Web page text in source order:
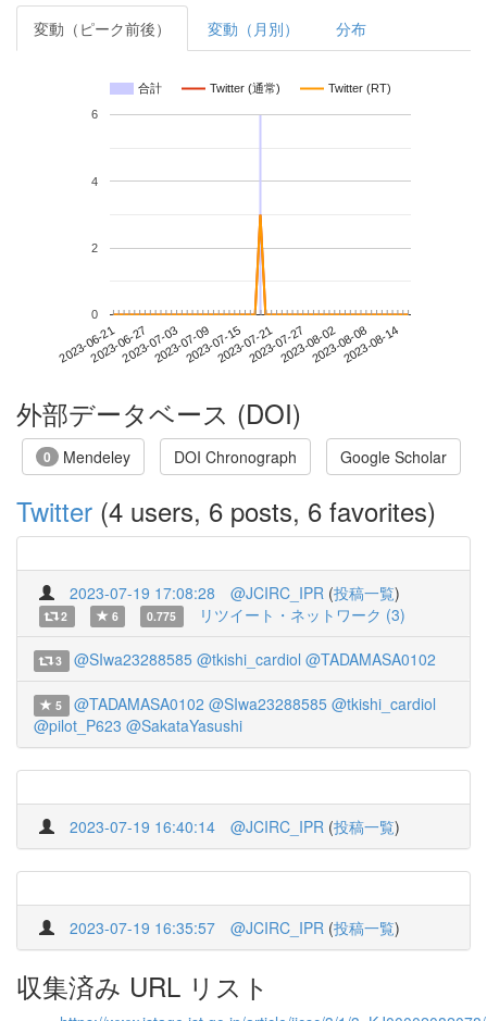
変動（ピーク前後） 変動（月別） 分布
合計 Twitter (通常) Twitter (RT)
2023-06-212023-06-272023-07-032023-07-092023-07-152023-07-212023-07-272023-08-022023-08-082023-08-14
0
2
4
6
外部データベース (DOI)
0 Mendeley DOI Chronograph Google Scholar
Twitter (4 users, 6 posts, 6 favorites)
2023-07-19 17:08:28 @JCIRC_IPR (投稿一覧)
2 6 0.775 リツイート・ネットワーク (3)
3 @SIwa23288585 @tkishi_cardiol @TADAMASA0102
5 @TADAMASA0102 @SIwa23288585 @tkishi_cardiol
@pilot_P623 @SakataYasushi
2023-07-19 16:40:14 @JCIRC_IPR (投稿一覧)
2023-07-19 16:35:57 @JCIRC_IPR (投稿一覧)
収集済み URL リスト